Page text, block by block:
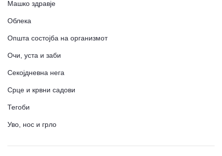
Машко здравје
Облека
Општа состојба на организмот
Очи, уста и заби
Секојдневна нега
Срце и крвни садови
Тегоби
Уво, нос и грло